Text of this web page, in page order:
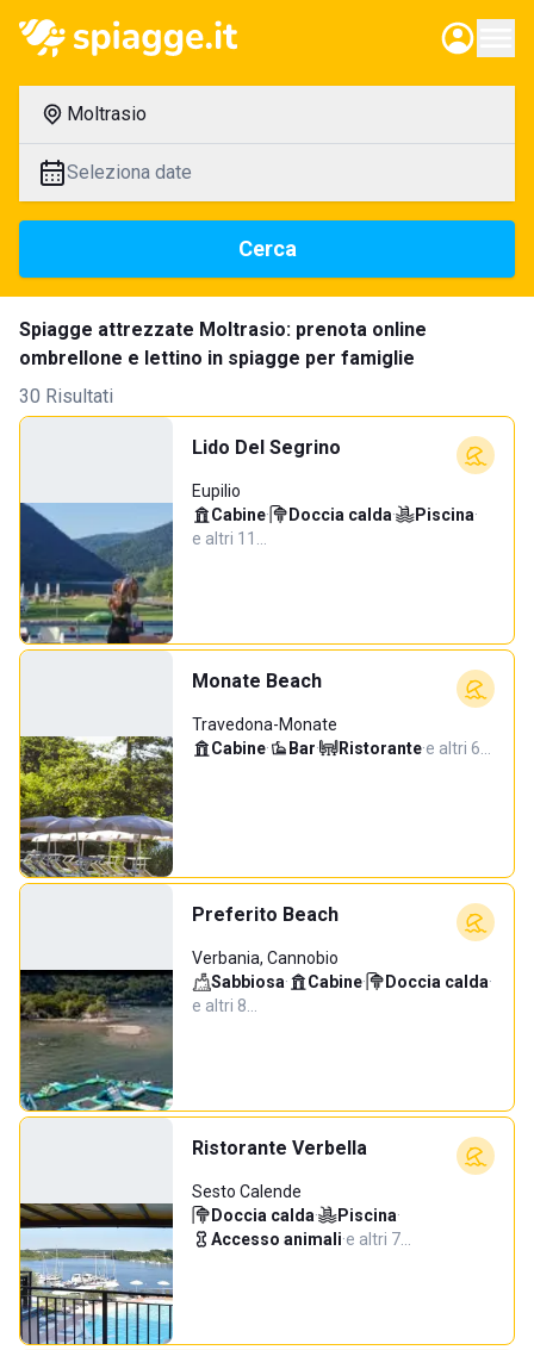
Moltrasio
Seleziona date
Cerca
Spiagge attrezzate Moltrasio: prenota online
ombrellone e lettino in spiagge per famiglie
30 Risultati
Lido Del Segrino
Eupilio
Cabine· Doccia calda· Piscina·
e altri 11…
Monate Beach
Travedona-Monate
Cabine· Bar· Ristorante·e altri 6…
Preferito Beach
Verbania, Cannobio
Sabbiosa· Cabine· Doccia calda·
e altri 8…
Ristorante Verbella
Sesto Calende
Doccia calda· Piscina·
Accesso animali·e altri 7…